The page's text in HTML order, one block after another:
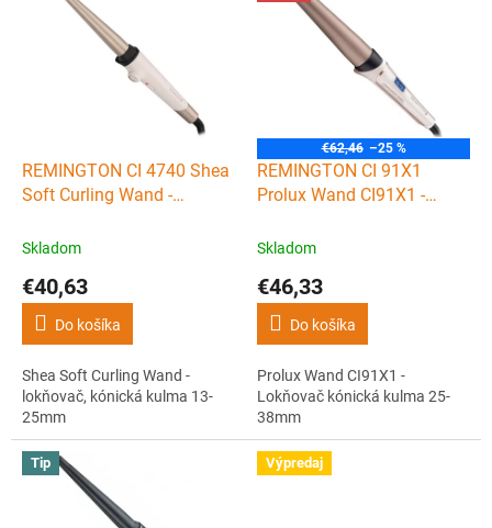
REMINGTON CI 4740 Shea
Soft Curling Wand -
13-25mm
Skladom
€40,63
Do košíka
Shea Soft Curling Wand -
lokňovač, kónická kulma 13-
25mm
€62,46 –25 %
REMINGTON CI 91X1
Prolux Wand CI91X1 -
25-38mm
Skladom
€46,33
Do košíka
Prolux Wand CI91X1 -
Lokňovač kónická kulma 25-
38mm
Tip Výpredaj